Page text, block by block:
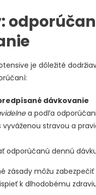
je dôležité
dávkovanie
a podľa
vyváženou stravou a
odporúčanú dennú
zásady môžu
k dlhodobému